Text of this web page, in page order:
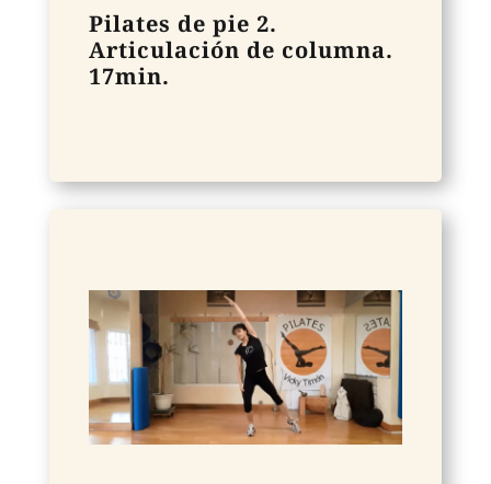
Pilates de pie 2.
Articulación de columna.
17min.